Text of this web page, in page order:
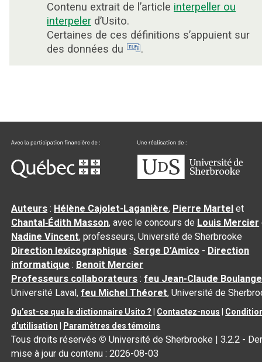
Contenu extrait de l’article interpeller ou
interpeler d’Usito.
Certaines de ces définitions s’appuient sur
des données du
.
Auteurs : Hélène Cajolet-Laganière, Pierre Martel et
Chantal‑Édith Masson, avec le concours de Louis Mercier
Nadine Vincent, professeurs, Université de Sherbrooke
Direction lexicographique :Serge D’Amico - Direction
informatique : Benoit Mercier
Professeurs collaborateurs :feu Jean-Claude
Université Laval,feu Michel Théoret, Université de
Qu’est-ce que le dictionnaire Usito ? Contactez-nous
d’utilisation
Paramètres des témoins
Tous droits réservés © Université de Sherbrooke |3.2.2 -
mise à jour du contenu :2026-08-03